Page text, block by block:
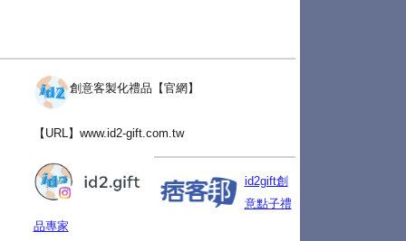
創意客製化禮品【官網】
【URL】 www.id2-gift.com.tw
id2gift創
意點子禮
品專家